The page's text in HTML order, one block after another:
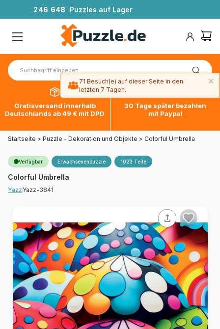
246 648 Puzzles auf Lager
Gratisversand innerhalb
Deutschlands ab 49 € mit DPD
30 Tage später bezahlen
mit Paypal
Startseite > Puzzle - Dekoration und Objekte > Colorful Umbrella
Verfügbar Erwachsenenpuzzle 1023 Teile
Colorful Umbrella
Yazz Yazz-3841
×
71 Besuch(e) auf dieser Seite in den
letzten 7 Tagen.